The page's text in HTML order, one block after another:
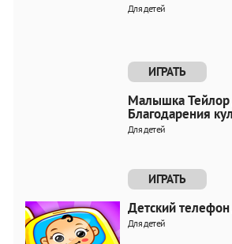
Для детей
ИГРАТЬ
Малышка
Благодарения
Для детей
ИГРАТЬ
Детский
Для детей